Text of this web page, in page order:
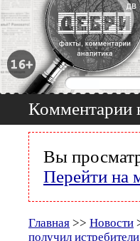
Комментарии
Вы
Перейти на
Главная >> Новости
получил